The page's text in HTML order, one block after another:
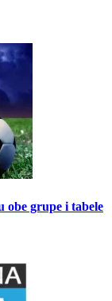
obe grupe i tabele